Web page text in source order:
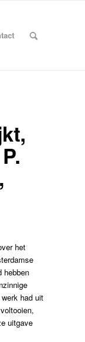
het
hebben
had uit
uitgave